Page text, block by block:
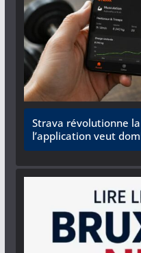
Strava révolutionne
l’application veut